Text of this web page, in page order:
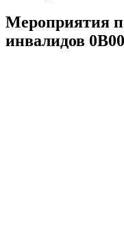
Мероприятия
инвалидов